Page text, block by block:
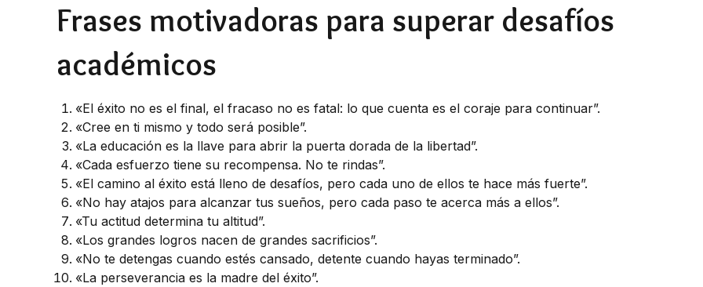
Frases motivadoras para superar desafíos
académicos
«El éxito no es el final, el fracaso no es fatal: lo que cuenta es el coraje para continuar”.
«Cree en ti mismo y todo será posible”.
«La educación es la llave para abrir la puerta dorada de la libertad”.
«Cada esfuerzo tiene su recompensa. No te rindas”.
«El camino al éxito está lleno de desafíos, pero cada uno de ellos te hace más fuerte”.
«No hay atajos para alcanzar tus sueños, pero cada paso te acerca más a ellos”.
«Tu actitud determina tu altitud”.
«Los grandes logros nacen de grandes sacrificios”.
«No te detengas cuando estés cansado, detente cuando hayas terminado”.
«La perseverancia es la madre del éxito”.